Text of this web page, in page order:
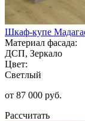
Шкаф-купе
Материал фасада:
ДСП, Зеркало
Цвет:
Светлый
от 87 000 руб.
Рассчитать